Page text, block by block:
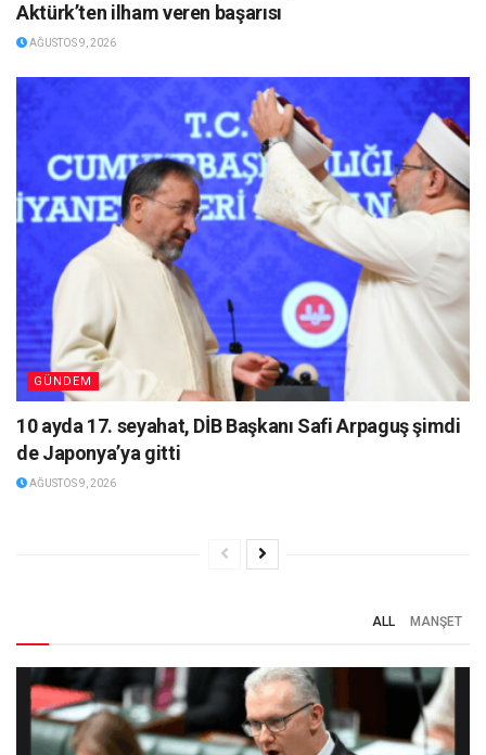
Aktürk’ten ilham veren başarısı
AĞUSTOS 9, 2026
GÜNDEM
10 ayda 17. seyahat, DİB Başkanı Safi Arpaguş şimdi
de Japonya’ya gitti
AĞUSTOS 9, 2026
ALL MANŞET